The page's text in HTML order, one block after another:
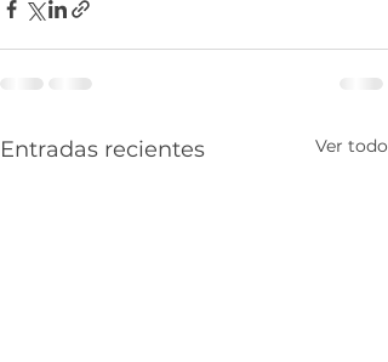
Entradas recientes Ver todo